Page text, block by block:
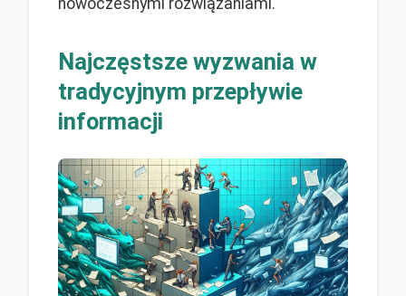
nowoczesnymi rozwiązaniami.
Najczęstsze wyzwania w
tradycyjnym przepływie
informacji